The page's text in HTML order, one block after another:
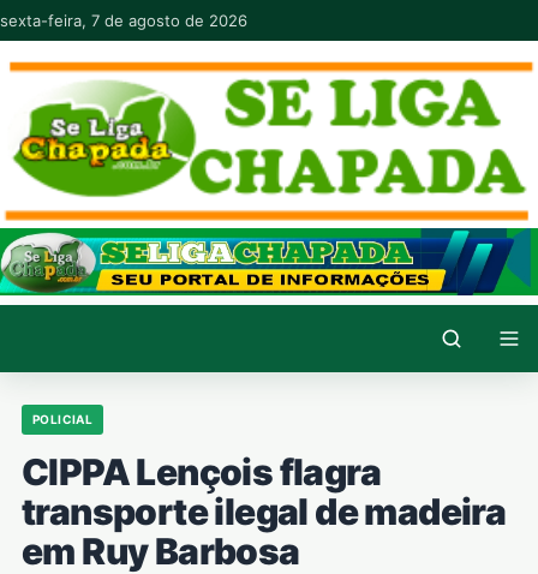
Pular para o conteúdo
sexta-feira, 7 de agosto de 2026
POLICIAL
CIPPA Lençois flagra
transporte ilegal de madeira
em Ruy Barbosa